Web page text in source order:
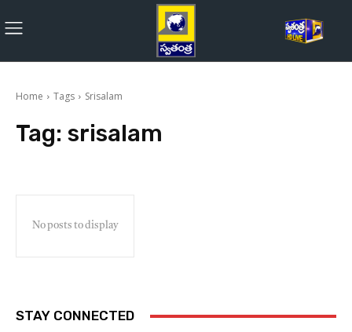
Home Tags Srisalam
Tag: srisalam
No posts to display
STAY CONNECTED